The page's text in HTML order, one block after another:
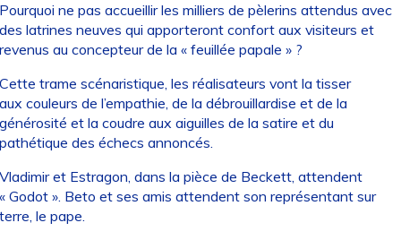
ne pas accueillir les milliers de pèlerins attendus avec
latrines neuves qui apporteront confort aux visiteurs et
au concepteur de la « feuillée papale » ?
trame scénaristique, les réalisateurs vont la tisser
couleurs de l’empathie, de la débrouillardise et de la
et la coudre aux aiguilles de la satire et du
des échecs annoncés.
et Estragon, dans la pièce de Beckett, attendent
Godot ». Beto et ses amis attendent son représentant sur
le pape.